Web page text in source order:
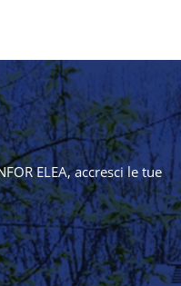
ELEA, accresci le tue